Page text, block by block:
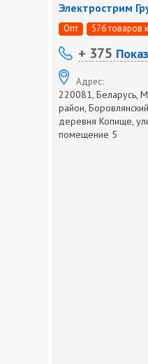
Электрострим
Опт 576 товаров
+ 375
Адрес:
220081, Беларусь,
район,
деревня Копище,
помещение 5